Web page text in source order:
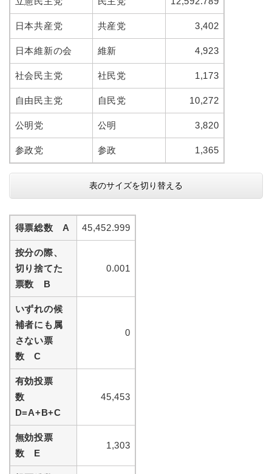
日本共産党 共産党 3,402
日本維新の会 維新 4,923
社会民主党 社民党 1,173
自由民主党 自民党 10,272
公明党 公明 3,820
参政党 参政 1,365
表のサイズを切り替える
得票総数 A 45,452.999
按分の際、
切り捨てた
票数 B
0.001
いずれの候
補者にも属
さない票
数 C
0
有効投票
数
D=A+B+C
45,453
無効投票
数 E
1,303